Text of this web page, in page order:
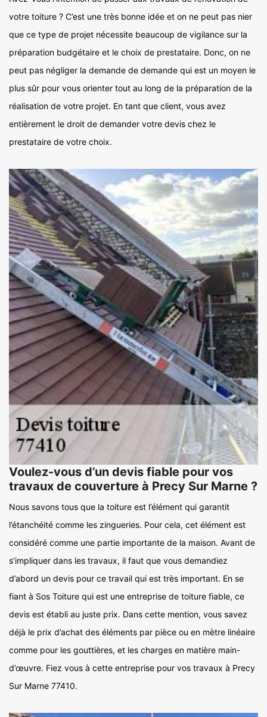
votre toiture ? C’est une très bonne idée et on ne peut pas nier
que ce type de projet nécessite beaucoup de vigilance sur la
préparation budgétaire et le choix de prestataire. Donc, on ne
peut pas négliger la demande de demande qui est un moyen le
plus sûr pour vous orienter tout au long de la préparation de la
réalisation de votre projet. En tant que client, vous avez
entièrement le droit de demander votre devis chez le
prestataire de votre choix.
Voulez-vous d’un devis fiable pour vos
travaux de couverture à Precy Sur Marne ?
Nous savons tous que la toiture est l’élément qui garantit
l’étanchéité comme les zingueries. Pour cela, cet élément est
considéré comme une partie importante de la maison. Avant de
s’impliquer dans les travaux, il faut que vous demandiez
d’abord un devis pour ce travail qui est très important. En se
fiant à Sos Toiture qui est une entreprise de toiture fiable, ce
devis est établi au juste prix. Dans cette mention, vous savez
déjà le prix d’achat des éléments par pièce ou en mètre linéaire
comme pour les gouttières, et les charges en matière main-
d’œuvre. Fiez vous à cette entreprise pour vos travaux à Precy
Sur Marne 77410.